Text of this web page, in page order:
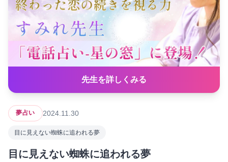
先生を詳しくみる
夢占い 2024.11.30
目に見えない蜘蛛に追われる夢
目に見えない蜘蛛に追われる夢